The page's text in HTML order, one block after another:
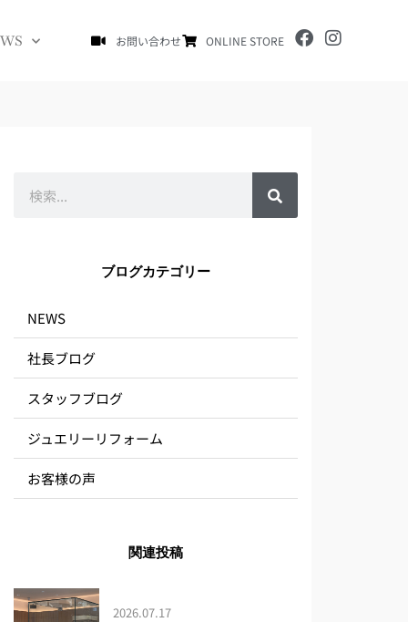
お問い合わせ ONLINE STORE F
a
I
n
ブログカテゴリー
NEWS
社長ブログ
スタッフブログ
ジュエリーリフォーム
お客様の声
関連投稿
2026.07.17